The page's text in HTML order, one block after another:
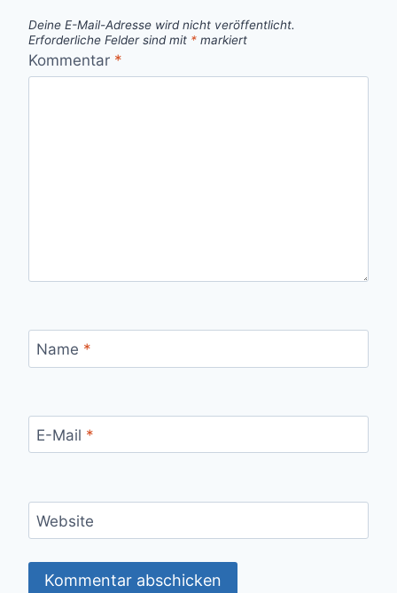
Deine E-Mail-Adresse wird nicht veröffentlicht.
Erforderliche Felder sind mit * markiert
Kommentar *
Name *
E-Mail *
Website